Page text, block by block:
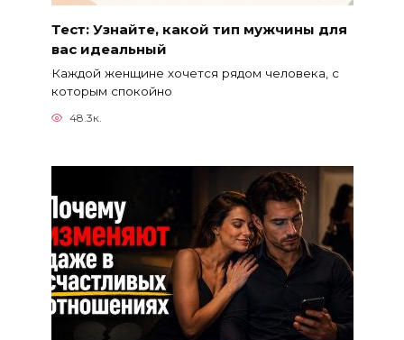
Тест: Узнайте, какой тип мужчины для
вас идеальный
Каждой женщине хочется рядом человека, с
которым спокойно
48.3к.